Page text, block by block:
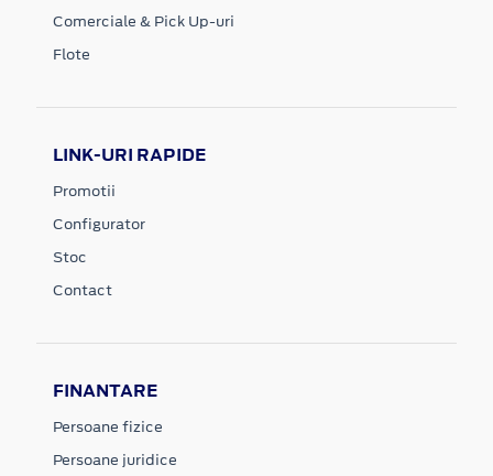
Comerciale & Pick Up-uri
Flote
LINK-URI RAPIDE
Promotii
Configurator
Stoc
Contact
FINANTARE
Persoane fizice
Persoane juridice